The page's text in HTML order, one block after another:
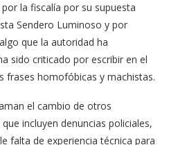
la fiscalía por su supuesta
Sendero Luminoso y por
que la autoridad ha
sido criticado por escribir en el
frases homofóbicas y machistas.
el cambio de otros
incluyen denuncias policiales,
falta de experiencia técnica para